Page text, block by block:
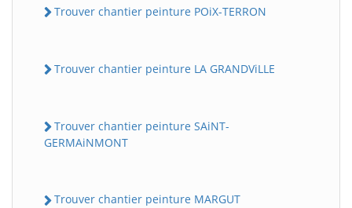
Trouver chantier peinture POiX-TERRON
Trouver chantier peinture LA GRANDViLLE
Trouver chantier peinture SAiNT-
GERMAiNMONT
Trouver chantier peinture MARGUT